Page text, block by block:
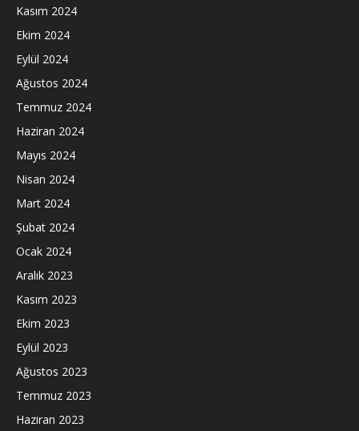
Kasım 2024
Ekim 2024
Eylül 2024
Ağustos 2024
Temmuz 2024
Haziran 2024
Mayıs 2024
Nisan 2024
Mart 2024
Şubat 2024
Ocak 2024
Aralık 2023
Kasım 2023
Ekim 2023
Eylül 2023
Ağustos 2023
Temmuz 2023
Haziran 2023